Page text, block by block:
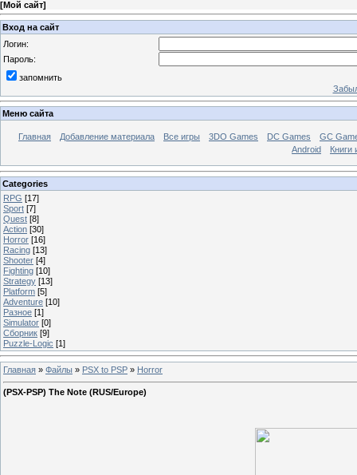
[Мой сайт]
Вход на сайт
Логин:
Пароль:
запомнить
Меню сайта
Главная Добавление материала Все игры 3DO Games DC Games
GC
Android
Книги
Categories
RPG [17]
Sport [7]
Quest [8]
Action [30]
Horror [16]
Racing [13]
Shooter [4]
Fighting [10]
Strategy [13]
Platform [5]
Adventure [10]
Разное [1]
Simulator [0]
Сборник [9]
Puzzle-Logic [1]
Главная » Файлы » PSX to PSP » Horror
(PSX-PSP) The Note (RUS/Europe)